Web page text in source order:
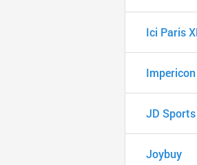
Ici Paris
Impericon
JD Sports
Joybuy